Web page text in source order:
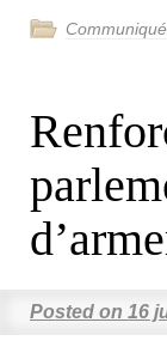
Posted on 16